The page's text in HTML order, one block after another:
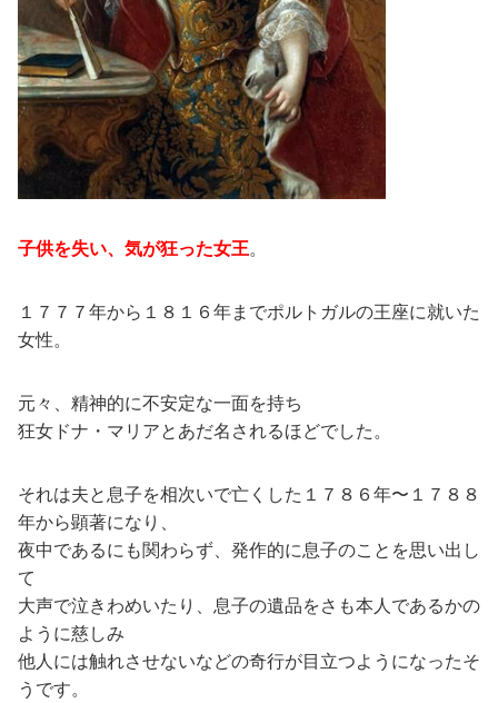
子供を失い、気が狂った女王。
１７７７年から１８１６年までポルトガルの王座に就いた
女性。
元々、精神的に不安定な一面を持ち
狂女ドナ・マリアとあだ名されるほどでした。
それは夫と息子を相次いで亡くした１７８６年〜１７８８
年から顕著になり、
夜中であるにも関わらず、発作的に息子のことを思い出し
て
大声で泣きわめいたり、息子の遺品をさも本人であるかの
ように慈しみ
他人には触れさせないなどの奇行が目立つようになったそ
うです。